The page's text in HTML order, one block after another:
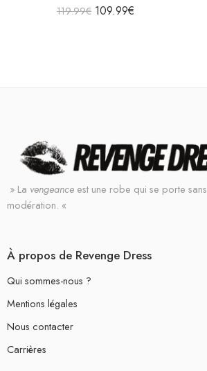
119.99€ 109.99€
» La vengeance est une robe qui se porte sans
modération. «
À propos de Revenge Dress
Qui sommes-nous ?
Mentions légales
Nous contacter
Carrières